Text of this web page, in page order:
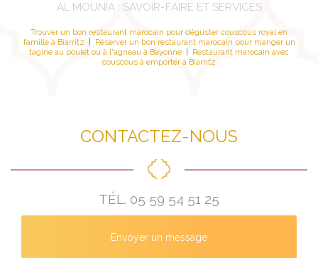
AL MOUNIA : SAVOIR-FAIRE ET SERVICES
Trouver un bon restaurant marocain pour déguster couscous royal en
famille à Biarritz
Réserver un bon restaurant marocain pour manger un
tagine au poulet ou à l'agneau à Bayonne
Restaurant marocain avec
couscous à emporter à Biarritz
CONTACTEZ-NOUS
TÉL. 05 59 54 51 25
Envoyer un message